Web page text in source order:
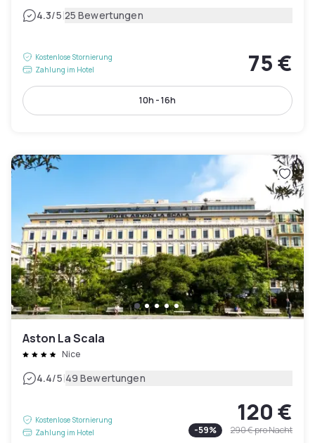
4.3/5|25 Bewertungen
Kostenlose Stornierung
Zahlung im Hotel
75 €
10h - 16h
Aston La Scala
Nice
4.4/5|49 Bewertungen
Kostenlose Stornierung
Zahlung im Hotel
120 €
-59% 290 €pro Nacht